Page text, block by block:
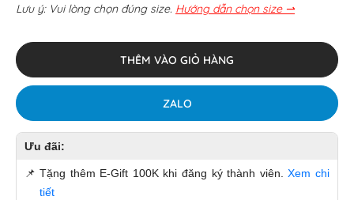
Lưu ý: Vui lòng chọn đúng size. Hướng dẫn chọn size ⇀
THÊM VÀO GIỎ HÀNG
ZALO
Ưu đãi:
📌 Tặng thêm E-Gift 100K khi đăng ký thành viên.Xem chi
tiết